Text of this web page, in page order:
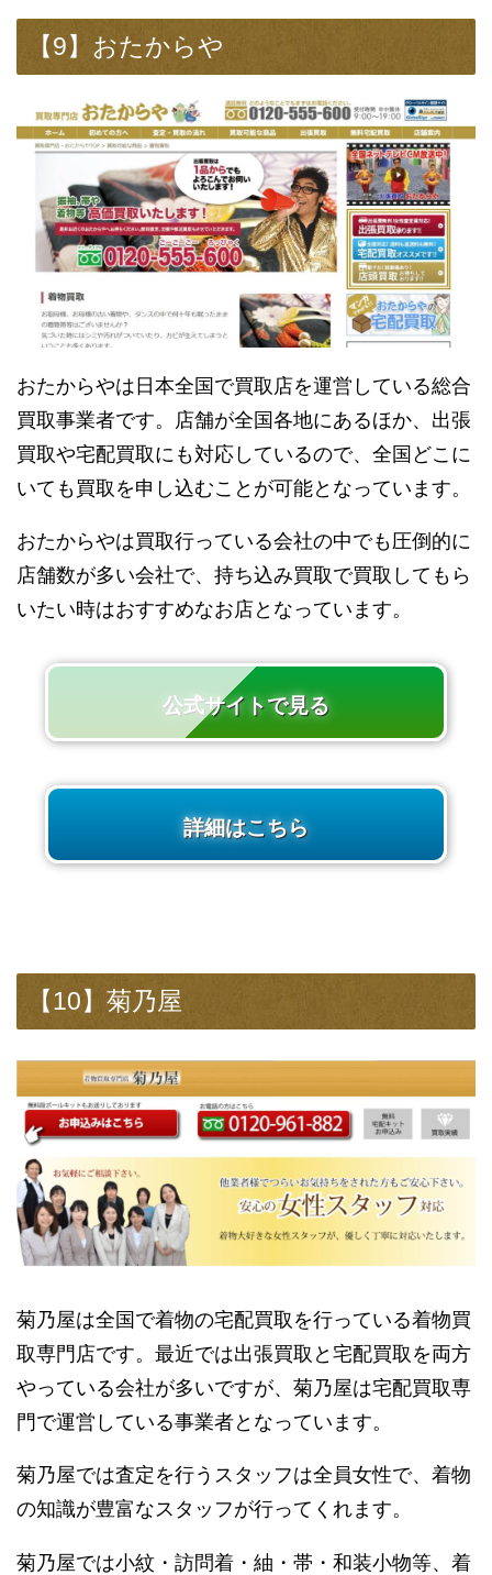
【9】おたからや
おたからやは日本全国で買取店を運営している総合
買取事業者です。店舗が全国各地にあるほか、出張
買取や宅配買取にも対応しているので、全国どこに
いても買取を申し込むことが可能となっています。
おたからやは買取行っている会社の中でも圧倒的に
店舗数が多い会社で、持ち込み買取で買取してもら
いたい時はおすすめなお店となっています。
公式サイトで見る
詳細はこちら
【10】菊乃屋
菊乃屋は全国で着物の宅配買取を行っている着物買
取専門店です。最近では出張買取と宅配買取を両方
やっている会社が多いですが、菊乃屋は宅配買取専
門で運営している事業者となっています。
菊乃屋では査定を行うスタッフは全員女性で、着物
の知識が豊富なスタッフが行ってくれます。
菊乃屋では小紋・訪問着・紬・帯・和装小物等、着